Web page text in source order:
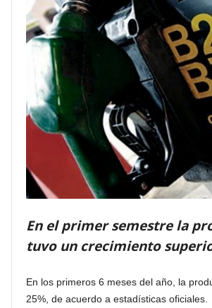
En el primer semestre la
tuvo un crecimiento
En los primeros 6 meses del año, la
25%, de acuerdo a estadísticas oficiales.